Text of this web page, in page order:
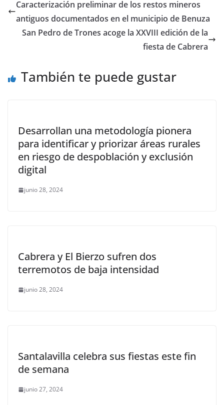
Caracterización preliminar de los restos mineros
antiguos documentados en el municipio de Benuza
San Pedro de Trones acoge la XXVIII edición de la
fiesta de Cabrera
También te puede gustar
Desarrollan una metodología pionera
para identificar y priorizar áreas rurales
en riesgo de despoblación y exclusión
digital
junio 28, 2024
Cabrera y El Bierzo sufren dos
terremotos de baja intensidad
junio 28, 2024
Santalavilla celebra sus fiestas este fin
de semana
junio 27, 2024